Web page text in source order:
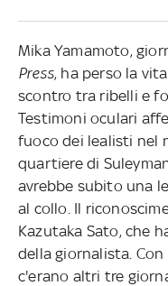
Mika Yamamoto,
Press, ha perso la
scontro tra ribelli e
Testimoni oculari
fuoco dei lealisti nel
quartiere di
avrebbe subito una
al collo. Il
Kazutaka Sato, che
della giornalista.
c'erano altri tre